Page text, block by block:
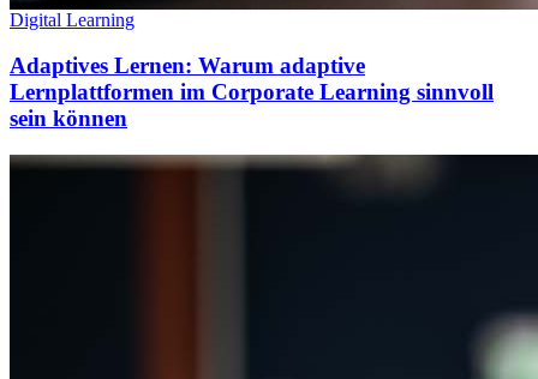
Digital Learning
Adaptives Lernen: Warum adaptive
Lernplattformen im Corporate Learning sinnvoll
sein können